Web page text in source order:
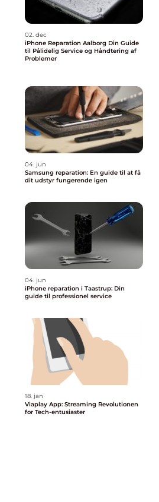
02. dec
iPhone Reparation Aalborg Din Guide
til Pålidelig Service og Håndtering af
Problemer
04. jun
Samsung reparation: En guide til at få
dit udstyr fungerende igen
04. jun
iPhone reparation i Taastrup: Din
guide til professionel service
18. jan
Viaplay App: Streaming Revolutionen
for Tech-entusiaster